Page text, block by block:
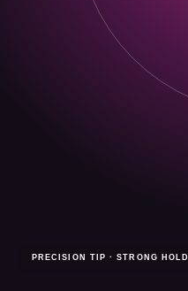
PRECISION TIP · STRONG HOLD